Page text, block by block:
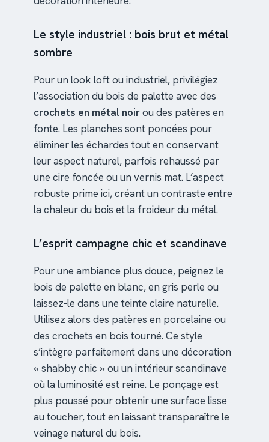
Le style industriel : bois brut et métal
sombre
Pour un look loft ou industriel, privilégiez
l’association du bois de palette avec des
crochets en métal noirou des patères en
fonte. Les planches sont poncées pour
éliminer les échardes tout en conservant
leur aspect naturel, parfois rehaussé par
une cire foncée ou un vernis mat. L’aspect
robuste prime ici, créant un contraste entre
la chaleur du bois et la froideur du métal.
L’esprit campagne chic et scandinave
Pour une ambiance plus douce, peignez le
bois de palette en blanc, en gris perle ou
laissez-le dans une teinte claire naturelle.
Utilisez alors des patères en porcelaine ou
des crochets en bois tourné. Ce style
s’intègre parfaitement dans une décoration
« shabby chic » ou un intérieur scandinave
où la luminosité est reine. Le ponçage est
plus poussé pour obtenir une surface lisse
au toucher, tout en laissant transparaître le
veinage naturel du bois.